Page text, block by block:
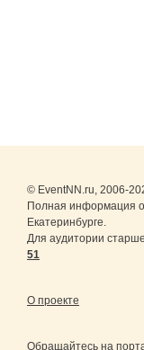
© EventNN.ru, 2006-
Полная информация
Екатеринбурге.
Для аудитории
51
О проекте
Обращайтесь на